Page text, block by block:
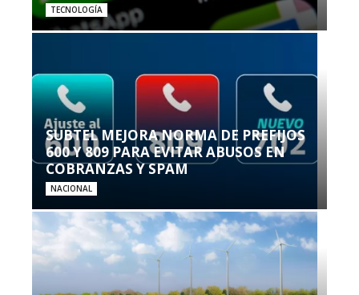
TECNOLOGÍA
SUBTEL MEJORA NORMA DE PREFIJOS
600 Y 809 PARA EVITAR ABUSOS EN
COBRANZAS Y SPAM
NACIONAL